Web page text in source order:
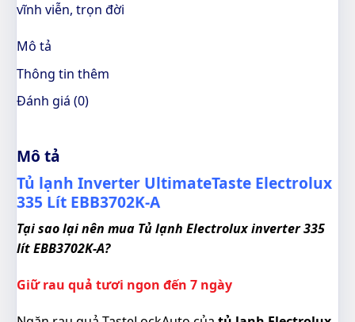
vĩnh viễn, trọn đời
Mô tả
Thông tin thêm
Đánh giá (0)
Mô tả
Tủ lạnh Inverter UltimateTaste Electrolux
335 Lít EBB3702K-A
Tại sao lại nên mua Tủ lạnh Electrolux inverter 335
lít EBB3702K-A?
Giữ rau quả tươi ngon đến 7 ngày